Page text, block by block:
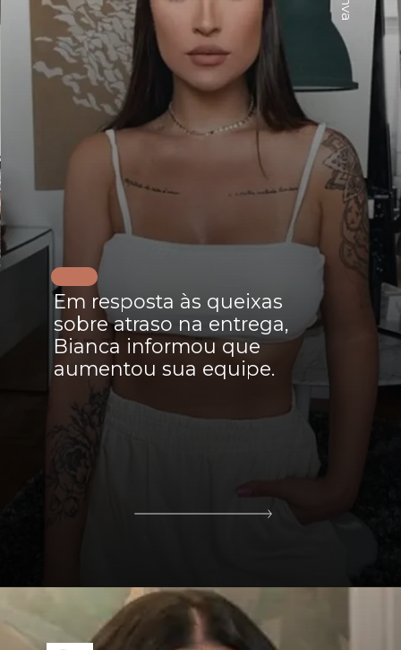
Em resposta às queixas
sobre atraso na entrega,
Bianca informou que
aumentou sua equipe.